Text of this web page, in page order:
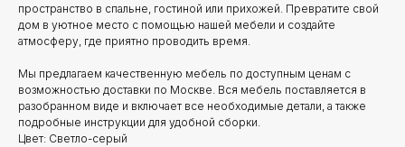
пространство в спальне, гостиной или прихожей. Превратите свой
дом в уютное место с помощью нашей мебели и создайте
атмосферу, где приятно проводить время.
Мы предлагаем качественную мебель по доступным ценам с
возможностью доставки по Москве. Вся мебель поставляется в
разобранном виде и включает все необходимые детали, а также
подробные инструкции для удобной сборки.
Цвет: Светло-серый